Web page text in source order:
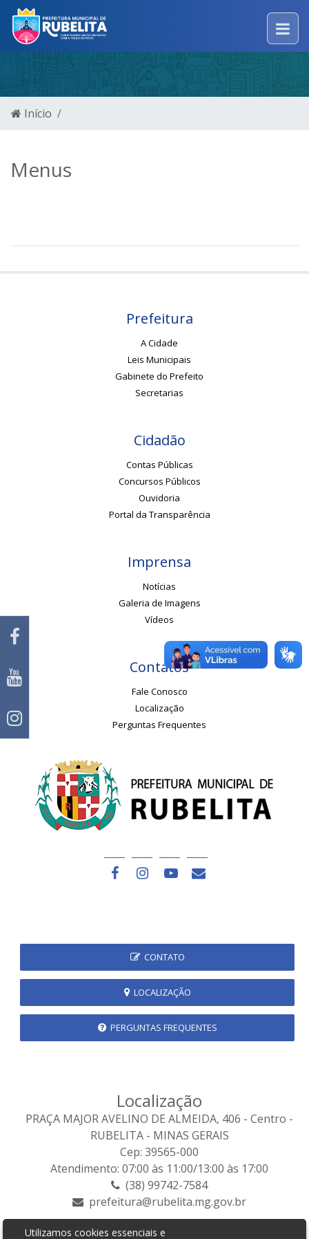
Início
Menus
Prefeitura
A Cidade
Leis Municipais
Gabinete do Prefeito
Secretarias
Cidadão
Contas Públicas
Concursos Públicos
Ouvidoria
Portal da Transparência
Imprensa
Notícias
Galeria de Imagens
Vídeos
Contatos
Fale Conosco
Localização
Perguntas Frequentes
CONTATO
LOCALIZAÇÃO
PERGUNTAS FREQUENTES
Localização
PRAÇA MAJOR AVELINO DE ALMEIDA, 406 - Centro -
RUBELITA - MINAS GERAIS
Cep: 39565-000
Atendimento: 07:00 às 11:00/13:00 às 17:00
(38) 99742-7584
prefeitura@rubelita.mg.gov.br
Utilizamos cookies essenciais e